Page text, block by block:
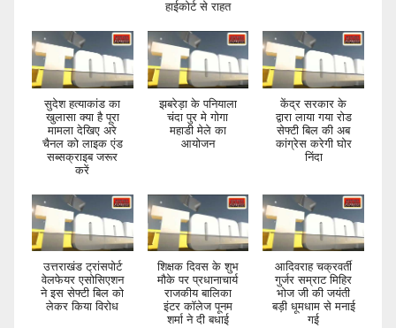
हाईकोर्ट से राहत
सुदेश हत्याकांड का
खुलासा क्या है पूरा
मामला देखिए अरे
चैनल को लाइक एंड
सब्सक्राइब जरूर
करें
झबरेड़ा के पनियाला
चंदा पुर मे गोगा
महाडी मेले का
आयोजन
केंद्र सरकार के
द्वारा लाया गया रोड
सेफ्टी बिल की अब
कांग्रेस करेगी घोर
निंदा
उत्तराखंड ट्रांसपोर्ट
वेलफेयर एसोसिएशन
ने इस सेफ्टी बिल को
लेकर किया विरोध
शिक्षक दिवस के शुभ
मौके पर प्रधानाचार्य
राजकीय बालिका
इंटर कॉलेज पूनम
शर्मा ने दी बधाई
आदिवराह चक्रवर्ती
गुर्जर सम्राट मिहिर
भोज जी की जयंती
बड़ी धूमधाम से मनाई
गई